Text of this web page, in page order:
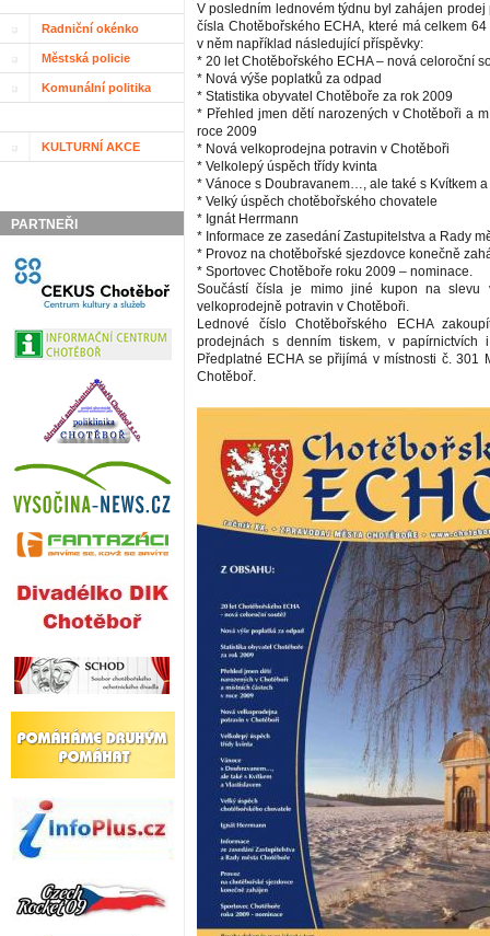
Radniční okénko
Městská policie
Komunální politika
KULTURNÍ AKCE
PARTNEŘI
V posledním lednovém týdnu byl zahájen prodej
čísla Chotěbořského ECHA, které má celkem
v něm například následující příspěvky:
* 20 let Chotěbořského ECHA – nová celoroční
* Nová výše poplatků za odpad
* Statistika obyvatel Chotěboře za rok 2009
* Přehled jmen dětí narozených v Chotěboři a
roce 2009
* Nová velkoprodejna potravin v Chotěboři
* Velkolepý úspěch třídy kvinta
* Vánoce s Doubravanem…, ale také s Kvítkem
* Velký úspěch chotěbořského chovatele
* Ignát Herrmann
* Informace ze zasedání Zastupitelstva a Rady
* Provoz na chotěbořské sjezdovce konečně
* Sportovec Chotěboře roku 2009 – nominace.
Součástí čísla je mimo jiné kupon na slevu
velkoprodejně potravin v Chotěboři.
Lednové číslo Chotěbořského ECHA
prodejnách s denním tiskem, v papírnictvích
Předplatné ECHA se přijímá v místnosti č. 301
Chotěboř.